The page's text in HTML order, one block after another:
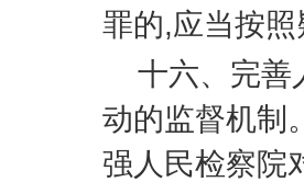
罪的,应当按
十六、完善
动的监督机制
强人民检察院